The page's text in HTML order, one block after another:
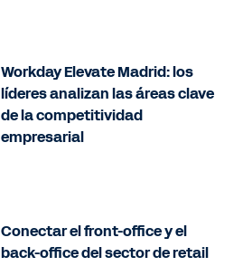
Workday Elevate Madrid: los
líderes analizan las áreas clave
de la competitividad
empresarial
Conectar el front-office y el
back-office del sector de retail